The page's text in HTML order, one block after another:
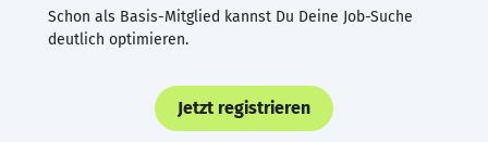
Schon als Basis-Mitglied kannst Du Deine Job-Suche
deutlich optimieren.
Jetzt registrieren